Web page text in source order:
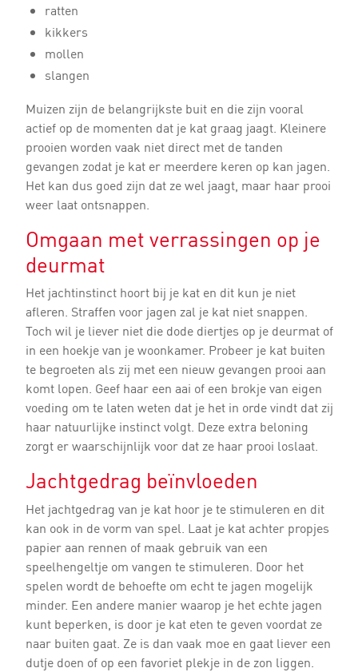
ratten
kikkers
mollen
slangen
Muizen zijn de belangrijkste buit en die zijn vooral
actief op de momenten dat je kat graag jaagt. Kleinere
prooien worden vaak niet direct met de tanden
gevangen zodat je kat er meerdere keren op kan jagen.
Het kan dus goed zijn dat ze wel jaagt, maar haar prooi
weer laat ontsnappen.
Omgaan met verrassingen op je
deurmat
Het jachtinstinct hoort bij je kat en dit kun je niet
afleren. Straffen voor jagen zal je kat niet snappen.
Toch wil je liever niet die dode diertjes op je deurmat of
in een hoekje van je woonkamer. Probeer je kat buiten
te begroeten als zij met een nieuw gevangen prooi aan
komt lopen. Geef haar een aai of een brokje van eigen
voeding om te laten weten dat je het in orde vindt dat zij
haar natuurlijke instinct volgt. Deze extra beloning
zorgt er waarschijnlijk voor dat ze haar prooi loslaat.
Jachtgedrag beïnvloeden
Het jachtgedrag van je kat hoor je te stimuleren en dit
kan ook in de vorm van spel. Laat je kat achter propjes
papier aan rennen of maak gebruik van een
speelhengeltje om vangen te stimuleren. Door het
spelen wordt de behoefte om echt te jagen mogelijk
minder. Een andere manier waarop je het echte jagen
kunt beperken, is door je kat eten te geven voordat ze
naar buiten gaat. Ze is dan vaak moe en gaat liever een
dutje doen of op een favoriet plekje in de zon liggen.